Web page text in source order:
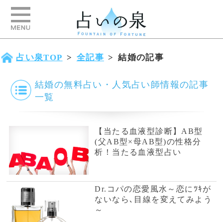
占い泉TOP > 全記事 > 結婚の記事
結婚の無料占い・人気占い師情報の記事
Dr.コパの恋愛風水～恋にﾂｷが
ないなら､目線を変えてみよう
～
恋愛テクニック向上レッスン
～幸せなSEXのための30日レ
ッスン パート1～